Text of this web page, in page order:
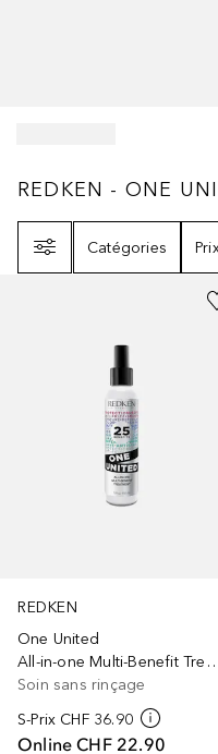
REDKEN - ONE
REDKEN - ONE
Catégories
REDKEN
One United
All-in-one Multi-
Soin sans rinçage
S-Prix CHF 36.90
Online CHF 22.90